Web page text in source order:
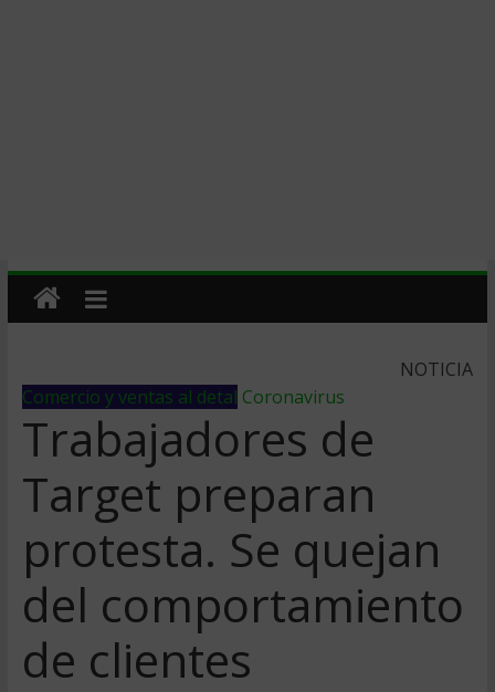
NOTICIA
Comercio y ventas al detal Coronavirus
Trabajadores de
Target preparan
protesta. Se quejan
del comportamiento
de clientes